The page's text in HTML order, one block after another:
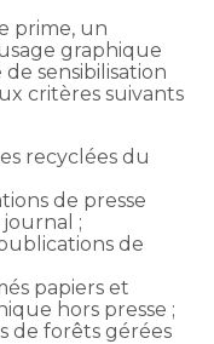
prime, un
graphique
sensibilisation
critères suivants
recyclées du
de presse
;
de
papiers et
hors presse ;
de forêts gérées